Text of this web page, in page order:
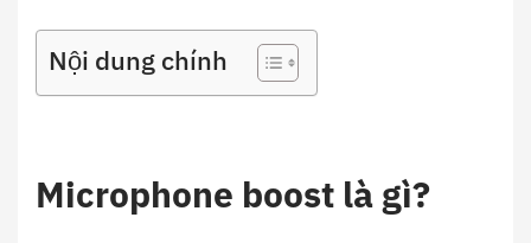
Nội dung chính
Microphone boost là gì?